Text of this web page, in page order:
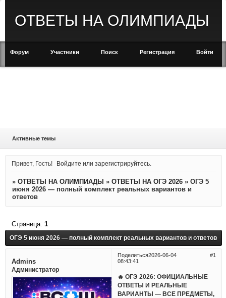
ОТВЕТЫ НА ОЛИМПИАДЫ
Форум Участники Поиск Регистрация Войти
Активные темы
Привет, Гость! Войдите илизарегистрируйтесь
» ОТВЕТЫ НА ОЛИМПИАДЫ » ОТВЕТЫ НА ОГЭ 2026 » ОГЭ 5
июня 2026 — полный комплект реальных вариантов и
ответов
ОГЭ 5 июня 2026 — полный комплект реальных вариантов и ответов
Страница: 1
Поделиться 1
2026-06-04
08:43:41
Admins
Администратор
🔥 ОГЭ 2026: ОФИЦИАЛЬНЫЕ
ОТВЕТЫ И РЕАЛЬНЫЕ
ВАРИАНТЫ — ВСЕ ПРЕДМЕТЫ,